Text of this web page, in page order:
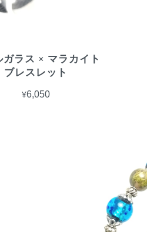
ガラス × マラカイト
ブレスレット
¥6,050